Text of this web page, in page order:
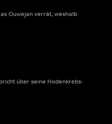
Ouwejan verrät, weshalb
über seine Hodenkrebs-